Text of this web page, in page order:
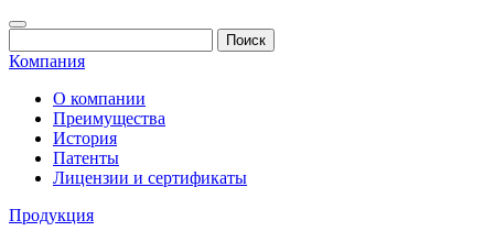
Компания
О компании
Преимущества
История
Патенты
Лицензии и сертификаты
Продукция